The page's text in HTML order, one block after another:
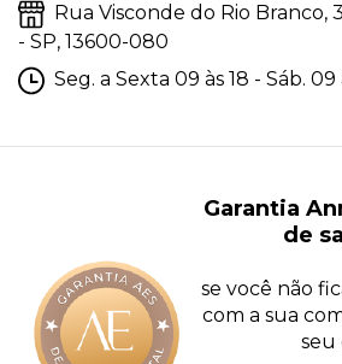
Rua Visconde do Rio Branco,
- SP, 13600-080
Seg. a Sexta 09 às 18 - Sáb. 09
Garantia
de
se você não
com a sua
seu